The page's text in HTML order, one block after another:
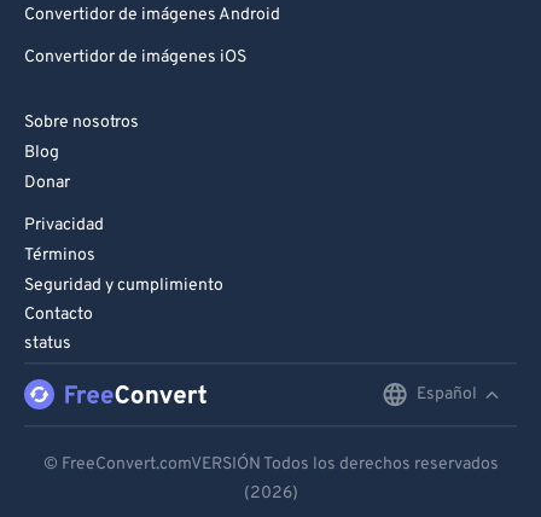
Convertidor de imágenes Android
Convertidor de imágenes iOS
Sobre nosotros
Blog
Donar
Privacidad
Términos
Seguridad y cumplimiento
Contacto
status
Español
Español
© FreeConvert.comVERSIÓN Todos los derechos reservados
(2026)